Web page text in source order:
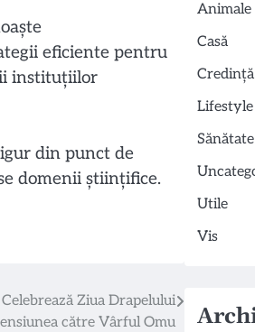
eficiente pentru
instituțiilor
din punct de
domenii științifice.
Ziua Drapelului
către Vârful Omu
Animale
Casă
Credință
Lifestyle
Sănătate
Utile
Vis